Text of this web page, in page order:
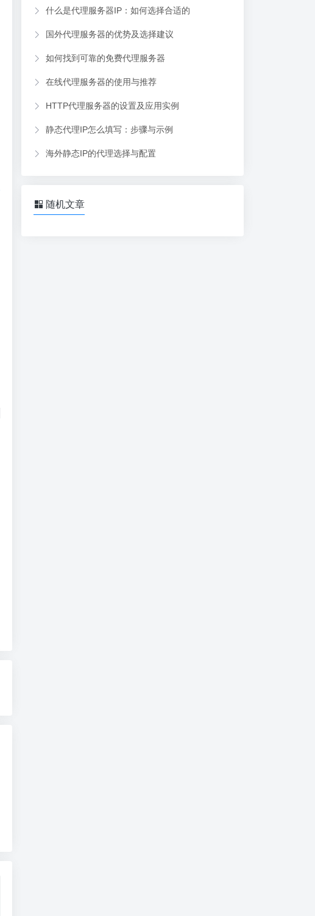
什么是代理服务器IP：如何选择合适的
国外代理服务器的优势及选择建议
如何找到可靠的免费代理服务器
在线代理服务器的使用与推荐
HTTP代理服务器的设置及应用实例
静态代理IP怎么填写：步骤与示例
海外静态IP的代理选择与配置
随机文章